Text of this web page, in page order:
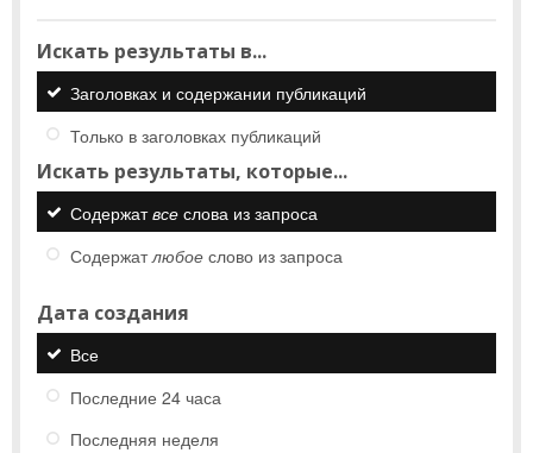
Искать результаты в...
Заголовках и содержании публикаций
Только в заголовках публикаций
Искать результаты, которые...
Содержатвсе слова из запроса
Содержатлюбое слово из запроса
Дата создания
Все
Последние 24 часа
Последняя неделя